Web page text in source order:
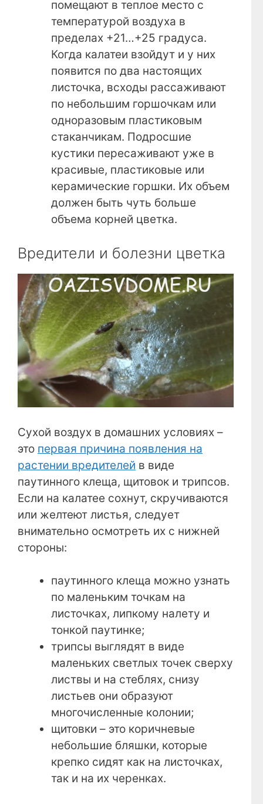
помещают в теплое место с
температурой воздуха в
пределах +21…+25 градуса.
Когда калатеи взойдут и у них
появится по два настоящих
листочка, всходы рассаживают
по небольшим горшочкам или
одноразовым пластиковым
стаканчикам. Подросшие
кустики пересаживают уже в
красивые, пластиковые или
керамические горшки. Их объем
должен быть чуть больше
объема корней цветка.
Вредители и болезни цветка
Сухой воздух в домашних условиях –
это первая причина появления на
растении вредителей в виде
паутинного клеща, щитовок и трипсов.
Если на калатее сохнут, скручиваются
или желтеют листья, следует
внимательно осмотреть их с нижней
стороны:
паутинного клеща можно узнать
по маленьким точкам на
листочках, липкому налету и
тонкой паутинке;
трипсы выглядят в виде
маленьких светлых точек сверху
листвы и на стеблях, снизу
листьев они образуют
многочисленные колонии;
щитовки – это коричневые
небольшие бляшки, которые
крепко сидят как на листочках,
так и на их черенках.